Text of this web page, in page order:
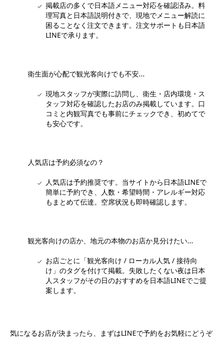
掲載店の多くで日本語メニュー対応を確認済み。料
理写真と日本語説明付きで、現地でメニュー解読に
困ることなく注文できます。注文サポートも日本語
LINEで承ります。
衛生面が心配で観光客向けでも不安...
現地スタッフが実際に訪問し、衛生・店内環境・ス
タッフ対応を確認したお店のみ掲載しています。口
コミと内観写真でも事前にチェックでき、初めてで
も安心です。
人気店は予約必須なの？
人気店は予約推奨です。当サイトから日本語LINEで
簡単に予約でき、人数・希望時間・アレルギー対応
もまとめて伝達。空席状況も即時確認します。
観光客向けの店か、地元の本物のお店か見分けたい...
お店ごとに「観光客向け / ローカル人気 / 接待向
け」のタグを付けて掲載。失敗したくない夜は日本
人スタッフがその日のおすすめを日本語LINEでご提
案します。
気になるお店が決まったら、まずはLINEで予約をお気軽にどうぞ